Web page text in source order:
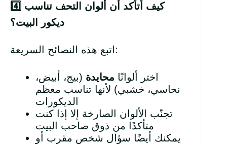
4️ كيف أتأكد أن ألوان التحف تناسب
ديكور البيت؟
اتبع هذه النصائح السريعة:
اختر ألوانًا محايدة (بيج، أبيض،
نحاسي، خشبي) لأنها تناسب معظم
الديكورات
تجنّب الألوان الصارخة إلا إذا كنت
متأكدًا من ذوق صاحب البيت
يمكنك أيضًا سؤال شخص مقرب أو